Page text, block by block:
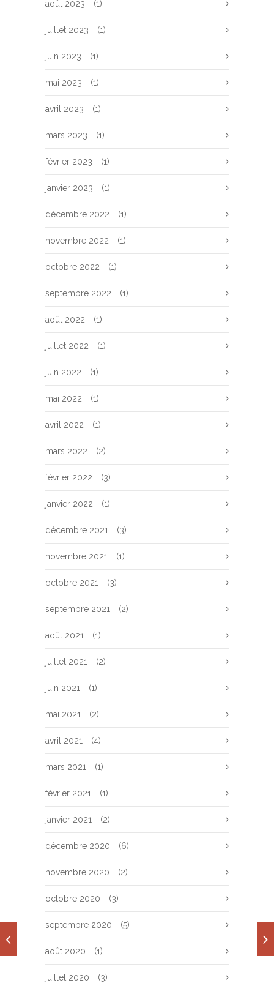
août 2023 (1)
juillet 2023 (1)
juin 2023 (1)
mai 2023 (1)
avril 2023 (1)
mars 2023 (1)
février 2023 (1)
janvier 2023 (1)
décembre 2022 (1)
novembre 2022 (1)
octobre 2022 (1)
septembre 2022 (1)
août 2022 (1)
juillet 2022 (1)
juin 2022 (1)
mai 2022 (1)
avril 2022 (1)
mars 2022 (2)
février 2022 (3)
janvier 2022 (1)
décembre 2021 (3)
novembre 2021 (1)
octobre 2021 (3)
septembre 2021 (2)
août 2021 (1)
juillet 2021 (2)
juin 2021 (1)
mai 2021 (2)
avril 2021 (4)
mars 2021 (1)
février 2021 (1)
janvier 2021 (2)
décembre 2020 (6)
novembre 2020 (2)
octobre 2020 (3)
septembre 2020 (5)
août 2020 (1)
juillet 2020 (3)